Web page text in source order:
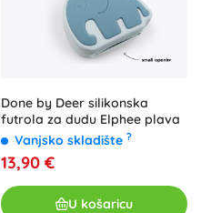
Done by Deer silikonska
futrola za dudu Elphee plava
Vanjsko skladište ?
13,90 €
U košaricu